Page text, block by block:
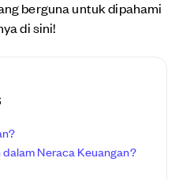
berguna untuk dipahami
di sini!
Neraca Keuangan?